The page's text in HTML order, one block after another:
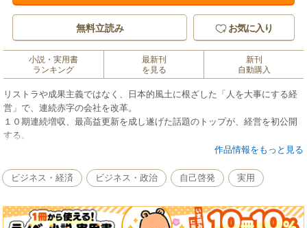
無料立読み お気に入り
小説・実用書
ランキング
最新刊
を見る
新刊
自動購入
リストラや成果主義ではなく、日本的風土に根ざした「人を大事にする経
営」で、連続赤字の会社を改革。
１０期連続増収、最高益更新を成し遂げた話題のトップが、経営を初公開
する。
第１章 人こそが企業風土
第２章 人を活かすための企業風土改革
第４章 人の大切さを教わった日々
作品情報をもっと見る
ビジネス・経済 ビジネス・政治 自己啓発 実用